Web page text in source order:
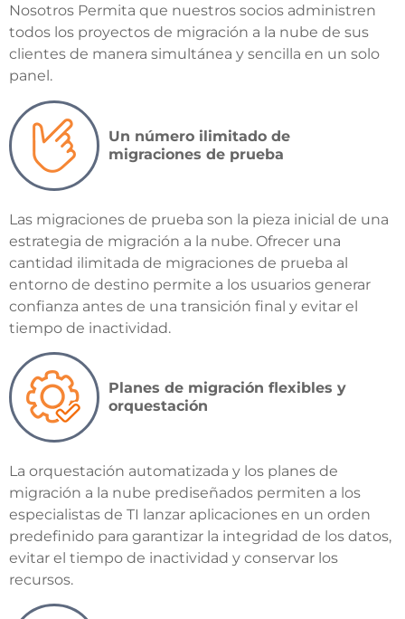
Nosotros Permita que nuestros socios administren
todos los proyectos de migración a la nube de sus
clientes de manera simultánea y sencilla en un solo
panel.
Un número ilimitado de
migraciones de prueba
Las migraciones de prueba son la pieza inicial de una
estrategia de migración a la nube. Ofrecer una
cantidad ilimitada de migraciones de prueba al
entorno de destino permite a los usuarios generar
confianza antes de una transición final y evitar el
tiempo de inactividad.
Planes de migración flexibles y
orquestación
La orquestación automatizada y los planes de
migración a la nube prediseñados permiten a los
especialistas de TI lanzar aplicaciones en un orden
predefinido para garantizar la integridad de los datos,
evitar el tiempo de inactividad y conservar los
recursos.